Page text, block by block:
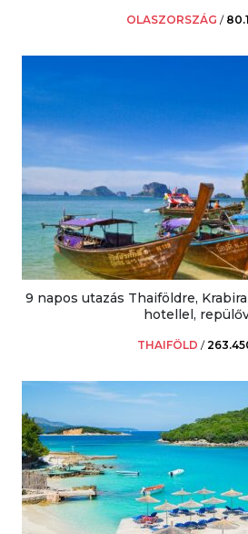
OLASZORSZÁG /
9 napos utazás Thaiföldre,
hotellel,
THAIFÖLD /